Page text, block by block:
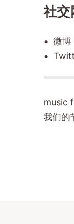
社交
微博
music
我们的